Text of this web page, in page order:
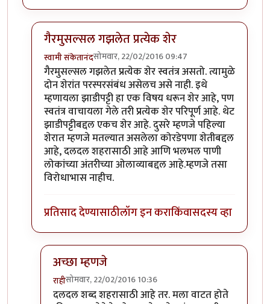
गैरमुसल्सल गझलेत प्रत्येक शेर
स्वामी संकेतानंदसोमवार, 22/02/2016 09:47
In reply toकविता आवडली.byराही
गैरमुसल्सल गझलेत प्रत्येक शेर स्वतंत्र असतो. त्यामुळे
दोन शेरांत परस्परसंबंध असेलच असे नाही. इथे
म्हणायला झाडीपट्टी हा एक विषय धरून शेर आहे, पण
स्वतंत्र वाचायला गेले तरी प्रत्येक शेर परिपूर्ण आहे. थेट
झाडीपट्टीबद्दल एकच शेर आहे. दुसरे म्हणजे पहिल्या
शेरात म्हणजे मतल्यात असलेला कोरडेपणा शेतीबद्दल
आहे, दलदल शहरासाठी आहे आणि भलभल पाणी
लोकांच्या अंतरीच्या ओलाव्याबद्दल आहे.म्हणजे तसा
विरोधाभास नाहीच.
प्रतिसाद देण्यासाठीलॉग इन कराकिंवासदस्य व्हा
अच्छा म्हणजे
राहीसोमवार, 22/02/2016 10:36
In reply toगैरमुसल्सल गझलेत प्रत्येक शेरbyस्वामी
दलदल शब्द शहरासाठी आहे तर. मला वाटत होते